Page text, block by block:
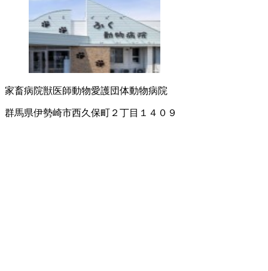
家畜病院獣医師動物愛護団体動物病院
群馬県伊勢崎市西久保町２丁目１４０９